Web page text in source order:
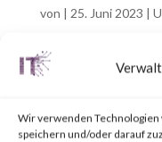
Wir verwenden
speichern und/oder darauf
von | 25. Juni 2023 |